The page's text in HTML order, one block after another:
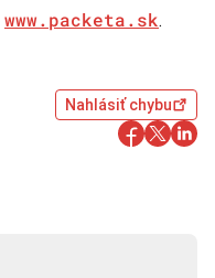
www.packeta.sk.
Nahlásiť chybu